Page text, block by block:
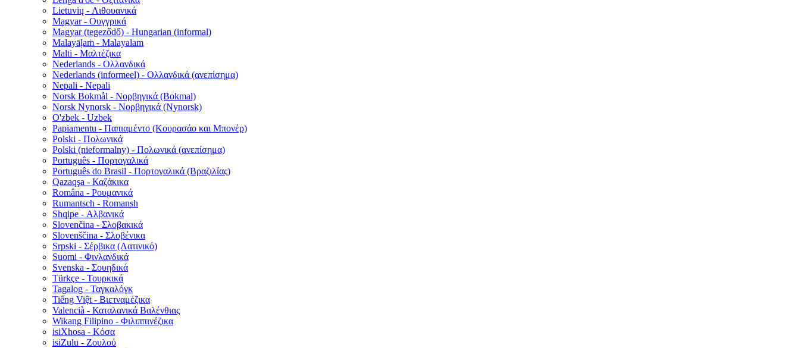
Lietuvių - Λιθουανικά
Magyar - Ουγγρικά
Magyar (tegeződő) - Hungarian (informal)
Malayāḷaṁ - Malayalam
Malti - Μαλτέζικα
Nederlands - Ολλανδικά
Nederlands (informeel) - Ολλανδικά (ανεπίσημα)
Nepali - Nepali
Norsk Bokmål - Νορβηγικά (Bokmal)
Norsk Nynorsk - Νορβηγικά (Nynorsk)
O'zbek - Uzbek
Papiamentu - Παπιαμέντο (Κουρασάο και Μπονέρ)
Polski - Πολωνικά
Polski (nieformalny) - Πολωνικά (ανεπίσημα)
Português - Πορτογαλικά
Português do Brasil - Πορτογαλικά (Βραζιλίας)
Qazaqşa - Καζάκικα
Româna - Ρουμανικά
Rumantsch - Romansh
Shqipe - Αλβανικά
Slovenčina - Σλοβακικά
Slovenščina - Σλοβένικα
Srpski - Σέρβικα (Λατινικό)
Suomi - Φινλανδικά
Svenska - Σουηδικά
Türkçe - Τουρκικά
Tagalog - Ταγκαλόγκ
Tiếng Việt - Βιετναμέζικα
Valencià - Καταλανικά Βαλένθιας
Wikang Filipino - Φιλιππινέζικα
isiXhosa - Κόσα
isiZulu - Ζουλού